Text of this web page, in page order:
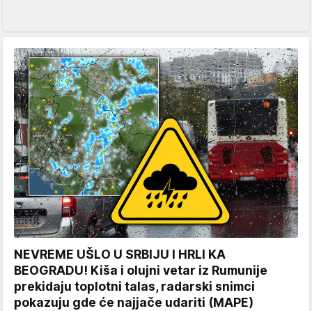
NEVREME UŠLO U SRBIJU I HRLI KA
BEOGRADU! Kiša i olujni vetar iz Rumunije
prekidaju toplotni talas, radarski snimci
pokazuju gde će najjače udariti (MAPE)